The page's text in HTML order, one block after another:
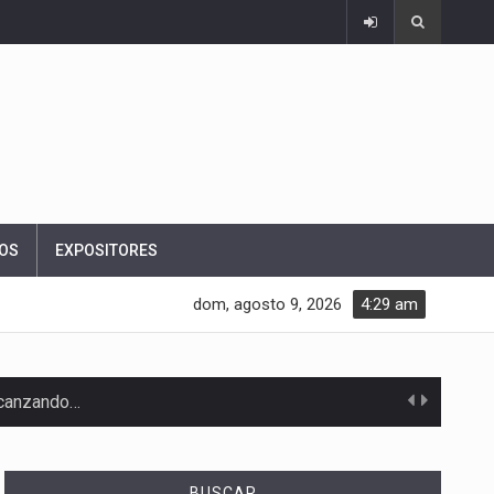
EXPOSITORES
4:29 am
dom, agosto 9, 2026